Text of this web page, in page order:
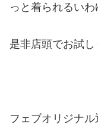
っと着られるいわ
是非店頭でお試し
フェブオリジナル